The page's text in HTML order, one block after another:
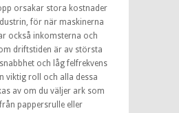
orsakar stora kostnader
för när maskinerna
också inkomsterna och
driftstiden är av största
och låg felfrekvens
viktig roll och alla dessa
av om du väljer ark som
pappersrulle eller